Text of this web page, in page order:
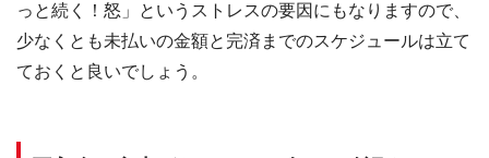
っと続く！怒」というストレスの要因にもなりますので、
少なくとも未払いの金額と完済までのスケジュールは立て
ておくと良いでしょう。